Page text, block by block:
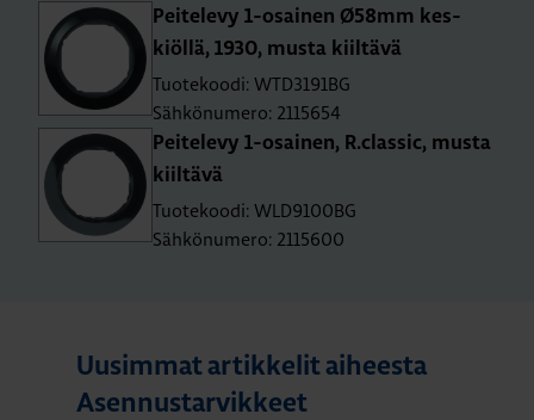
Pei­te­le­vy 1-osai­nen Ø58mm kes­
kiöl­lä, 1930, musta kiil­tä­vä
Tuotekoodi: WTD3191BG
Sähkönumero: 2115654
Pei­te­le­vy 1-osai­nen, R.​classic, musta
kiil­tä­vä
Tuotekoodi: WLD9100BG
Sähkönumero: 2115600
Uusimmat artikkelit aiheesta
Asennustarvikkeet